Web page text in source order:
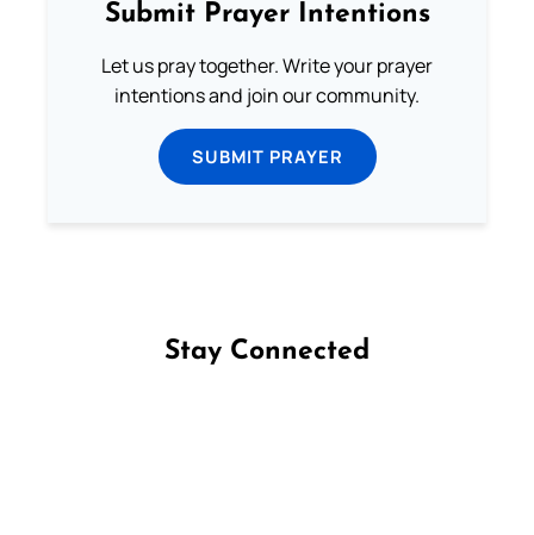
Submit Prayer Intentions
Let us pray together. Write your prayer
intentions and join our community.
SUBMIT PRAYER
Stay Connected